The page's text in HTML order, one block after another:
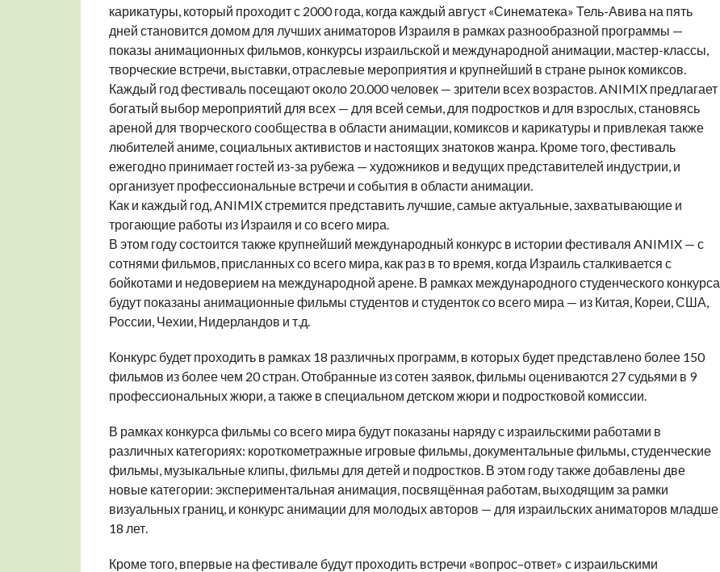
карикатуры, который проходит с 2000 года, когда каждый август «Синематека» Тель-Авива на пять
дней становится домом для лучших аниматоров Израиля в рамках разнообразной программы —
показы анимационных фильмов, конкурсы израильской и международной анимации, мастер-классы,
творческие встречи, выставки, отраслевые мероприятия и крупнейший в стране рынок комиксов.
Каждый год фестиваль посещают около 20.000 человек — зрители всех возрастов. ANIMIX предлагает
богатый выбор мероприятий для всех — для всей семьи, для подростков и для взрослых, становясь
ареной для творческого сообщества в области анимации, комиксов и карикатуры и привлекая также
любителей аниме, социальных активистов и настоящих знатоков жанра. Кроме того, фестиваль
ежегодно принимает гостей из-за рубежа — художников и ведущих представителей индустрии, и
организует профессиональные встречи и события в области анимации.
Как и каждый год, ANIMIX стремится представить лучшие, самые актуальные, захватывающие и
трогающие работы из Израиля и со всего мира.
В этом году состоится также крупнейший международный конкурс в истории фестиваля ANIMIX — с
сотнями фильмов, присланных со всего мира, как раз в то время, когда Израиль сталкивается с
бойкотами и недоверием на международной арене. В рамках международного студенческого конкурса
будут показаны анимационные фильмы студентов и студенток со всего мира — из Китая, Кореи, США,
России, Чехии, Нидерландов и т.д.
Конкурс будет проходить в рамках 18 различных программ, в которых будет представлено более 150
фильмов из более чем 20 стран. Отобранные из сотен заявок, фильмы оцениваются 27 судьями в 9
профессиональных жюри, а также в специальном детском жюри и подростковой комиссии.
В рамках конкурса фильмы со всего мира будут показаны наряду с израильскими работами в
различных категориях: короткометражные игровые фильмы, документальные фильмы, студенческие
фильмы, музыкальные клипы, фильмы для детей и подростков. В этом году также добавлены две
новые категории: экспериментальная анимация, посвящённая работам, выходящим за рамки
визуальных границ, и конкурс анимации для молодых авторов — для израильских аниматоров младше
18 лет.
Кроме того, впервые на фестивале будут проходить встречи «вопрос–ответ» с израильскими